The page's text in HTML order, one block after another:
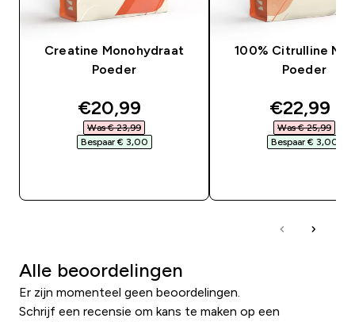
Creatine Monohydraat
Poeder
discounted price
€20,99‎
Was € 23,99‎
Bespaar € 3,00‎
100% Citrulline
Poeder
€22,99‎
Was € 25,99‎
Bespaar € 3,00‎
Alle beoordelingen
Er zijn momenteel geen beoordelingen.
Schrijf een recensie om kans te maken op een